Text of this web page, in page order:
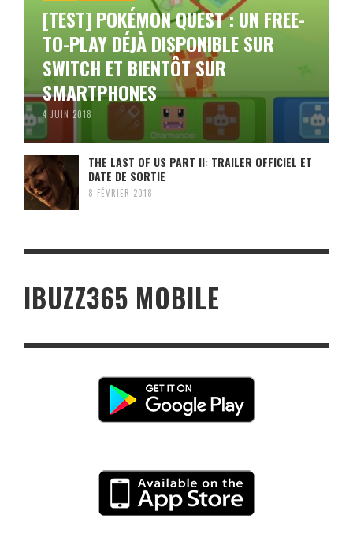
[TEST] POKÉMON QUEST : UN FREE-
TO-PLAY DÉJÀ DISPONIBLE SUR
SWITCH ET BIENTÔT SUR
SMARTPHONES
4 JUIN 2018
THE LAST OF US PART II: TRAILER OFFICIEL ET
DATE DE SORTIE
8 FÉVRIER 2018
IBUZZ365 MOBILE